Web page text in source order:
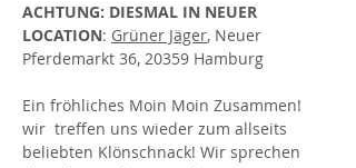
ACHTUNG: DIESMAL IN NEUER
LOCATION: Grüner Jäger, Neuer
Pferdemarkt 36, 20359 Hamburg
Ein fröhliches Moin Moin Zusammen!
wir  treffen uns wieder zum allseits
beliebten Klönschnack! Wir sprechen